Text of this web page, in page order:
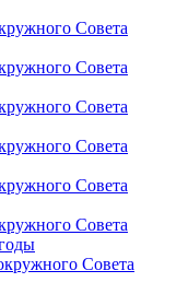
Совета
Совета
Совета
Совета
Совета
Совета
Совета